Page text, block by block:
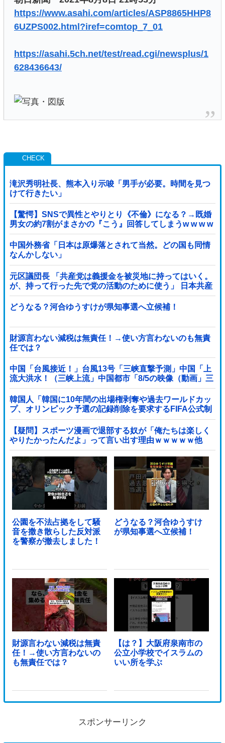
https://www.asahi.com/articles/ASP8865HHP8
6UZPS002.html?iref=comtop_7_01
https://asahi.5ch.net/test/read.cgi/newsplus/1
628436643/
滝沢秀明社長、熊本入り示唆「男手が必要。時間を見つ
けて行きたい」
【驚愕】SNSで異性とやりとり《不倫》になる？→既婚
男女の約7割がまさかの『こう』回答してしまうw w w w
w w w w
中国外務省「日本は原爆落とされて当然。どの国も同情
なんかしない」
元区議団長 「共産党は義援金を被災地に持ってはいく。
が、持って行った先で党の活動のために使う」 日本共産
党「事実ではありません」
どうなる？河合ゆうすけが県知事選へ立候補！
財源言わない減税は無責任！→使い方言わないのも無責
任では？
中国「台風接近！」台風13号「三峡直撃予測」中国「上
流大洪水！（三峡上流」中国都市「8/5の映像（動画」三
峡ダム「緊急放流（決壊危機」中国「下流大水害（震え
声」→
韓国人「韓国に10年間の出場権剥奪や過去ワールドカッ
プ、オリンピック予選の記録削除を要求するFIFA公式制
裁を海外メディアが報道！」
【疑問】スポーツ漫画で退部する奴が「俺たちは楽しく
やりたかったんだよ」って言い出す理由ｗｗｗｗｗ他
公園を不法占拠をして騒
音を撒き散らした反対派
を警察が撤去しました！
どうなる？河合ゆうすけ
が県知事選へ立候補！
財源言わない減税は無責
任！→使い方言わないの
も無責任では？
【は？】大阪府泉南市の
公立小学校でイスラムの
いい所を学ぶ
スポンサーリンク